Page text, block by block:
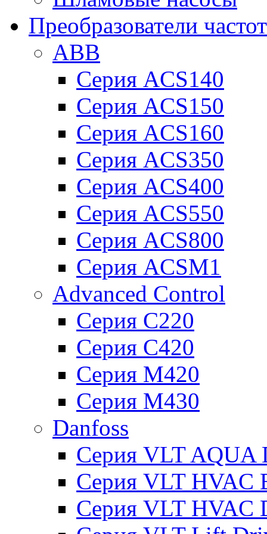
Преобразователи
ABB
Серия ACS140
Серия ACS150
Серия ACS160
Серия ACS350
Серия ACS400
Серия ACS550
Серия ACS800
Серия ACSM1
Advanced Control
Серия C220
Серия C420
Серия M420
Серия M430
Danfoss
Серия VLT AQUA
Серия VLT HVAC
Серия VLT HVAC